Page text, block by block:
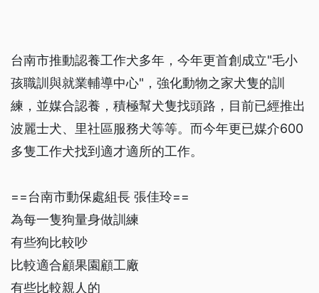
台南市推動認養工作犬多年，今年更首創成立"毛小
孩職訓與就業輔導中心"，強化動物之家犬隻的訓
練，並媒合認養，積極幫犬隻找頭路，目前已經推出
波麗士犬、里社區服務犬等等。而今年更已媒介600
多隻工作犬找到適才適所的工作。
==台南市動保處組長 張佳玲==
為每一隻狗量身做訓練
有些狗比較吵
比較適合顧果園顧工廠
有些比較親人的